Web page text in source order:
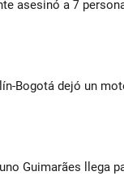
asesinó a 7
Bogotá dejó un
Guimarães llega